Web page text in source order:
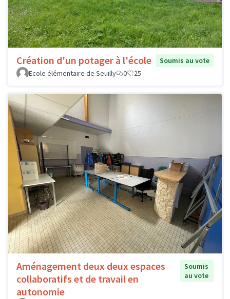
Création d'un potager à l'école
Soumis au vote
Ecole élémentaire de Seuilly
0 25
Aménagement deux deux espaces
collaboratifs et de travail en
autonomie
Soumis
au vote